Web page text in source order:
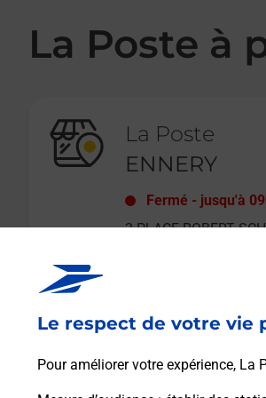
Le respect de votre vie
Pour améliorer votre expérience, La
La Poste à
La Poste
ENNERY
Fermé - jusqu'à
2 PLACE ROBERT
En savoir plus